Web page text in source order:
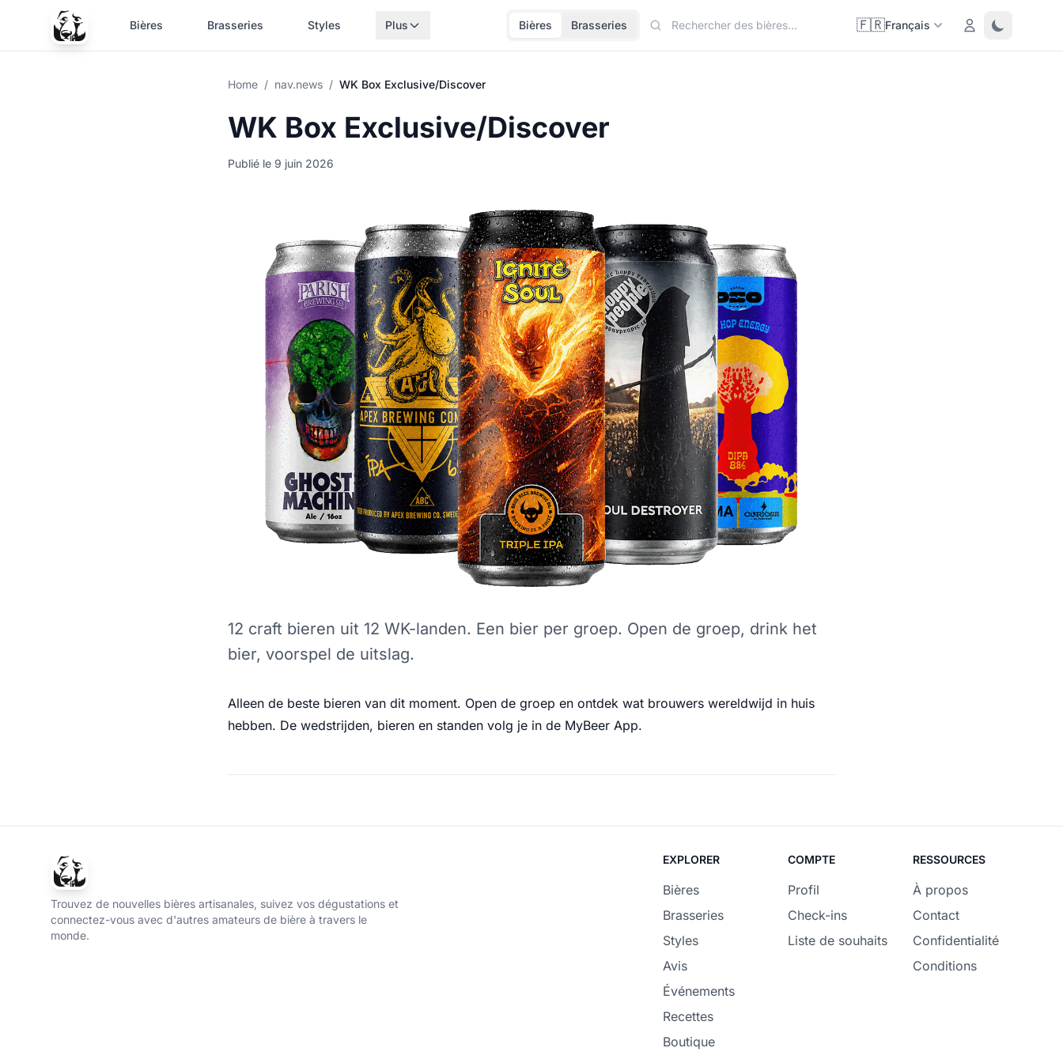
Bières Brasseries Styles Plus Bières Brasseries 🇫🇷Français Login Toggle
Home / nav.news / WK Box Exclusive/Discover
WK Box Exclusive/Discover
Publié le 9 juin 2026
12 craft bieren uit 12 WK-landen. Een bier per groep. Open de groep, drink het
bier, voorspel de uitslag.
Alleen de beste bieren van dit moment. Open de groep en ontdek wat brouwers wereldwijd in huis
hebben. De wedstrijden, bieren en standen volg je in de MyBeer App.
Trouvez de nouvelles bières artisanales, suivez vos dégustations et
connectez-vous avec d'autres amateurs de bière à travers le
monde.
EXPLORER
Bières
Brasseries
Styles
Avis
Événements
Recettes
Boutique
COMPTE
Profil
Check-ins
Liste de souhaits
RESSOURCES
À propos
Contact
Confidentialité
Conditions